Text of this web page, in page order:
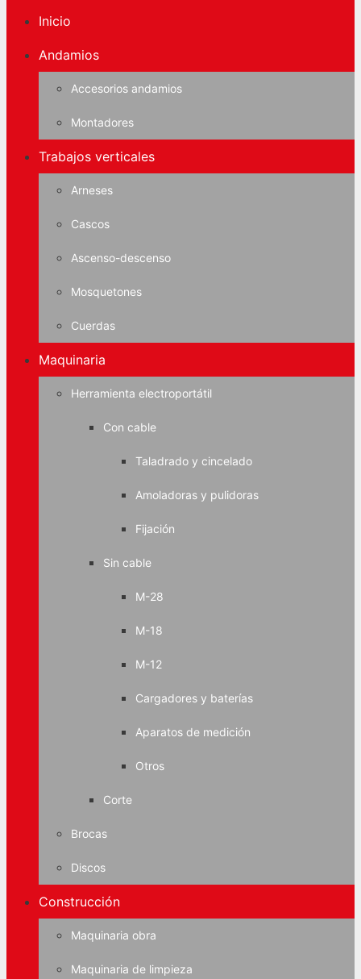
Inicio
Andamios
Accesorios andamios
Montadores
Trabajos verticales
Arneses
Cascos
Ascenso-descenso
Mosquetones
Cuerdas
Maquinaria
Herramienta electroportátil
Con cable
Taladrado y cincelado
Amoladoras y pulidoras
Fijación
Sin cable
M-28
M-18
M-12
Cargadores y baterías
Aparatos de medición
Otros
Corte
Brocas
Discos
Construcción
Maquinaria obra
Maquinaria de limpieza